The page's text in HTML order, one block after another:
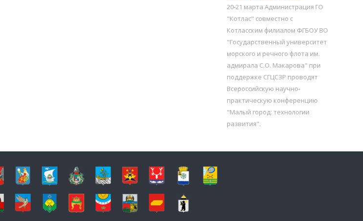
20-21 марта Администрация ГО
"Котлас" совместно с
Котласским филиалом ФГБОУ ВО
"Государственный университет
морского и речного флота им.
адмирала С.О. Макарова" при
поддержке СГЦСЗР проводят
Всероссийскую научно-
практическую конференцию
"Малый город: технологии
развития".